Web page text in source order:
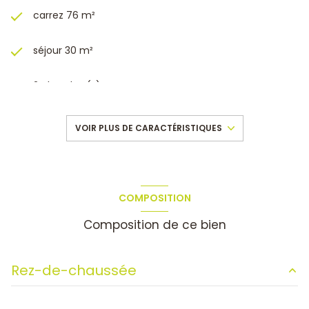
carrez 76 m²
séjour 30 m²
2 chambre(s)
1 salle(s) de bain
Chauffage central : autre (autre)
VOIR PLUS DE CARACTÉRISTIQUES
COMPOSITION
Composition de ce bien
Rez-de-chaussée